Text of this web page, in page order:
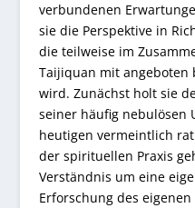
verbundenen
sie die Perspektive in
die teilweise im
Taijiquan mit angeboten
wird. Zunächst holt sie
seiner häufig nebulösen
heutigen vermeintlich
der spirituellen Praxis
Verständnis um eine
Erforschung des